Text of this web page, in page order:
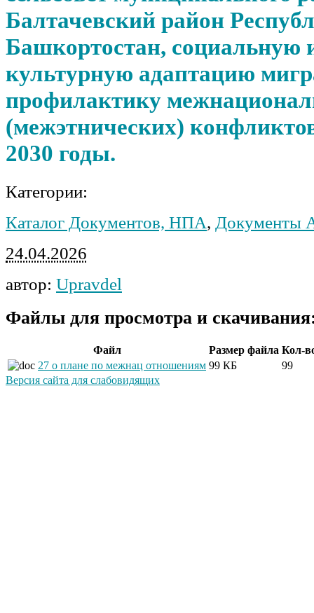
Балтачевский район
Башкортостан, социальную
культурную адаптацию
профилактику
(межэтнических)
2030 годы.
Категории:
Каталог Документов, НПА, Документы
24.04.2026
автор: Upravdel
Файлы для просмотра и
Файл Размер файла Кол-
27 о плане по межнац отношениям 99 КБ
99
Версия сайта для слабовидящих